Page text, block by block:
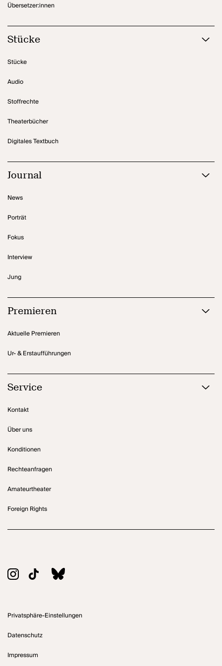
Übersetzer:innen
Stücke
Stücke
Audio
Stoffrechte
Theaterbücher
Digitales Textbuch
Journal
News
Porträt
Fokus
Interview
Jung
Premieren
Aktuelle Premieren
Ur- & Erstaufführungen
Service
Kontakt
Über uns
Konditionen
Rechteanfragen
Amateurtheater
Foreign Rights
Privatsphäre-Einstellungen
Datenschutz
Impressum